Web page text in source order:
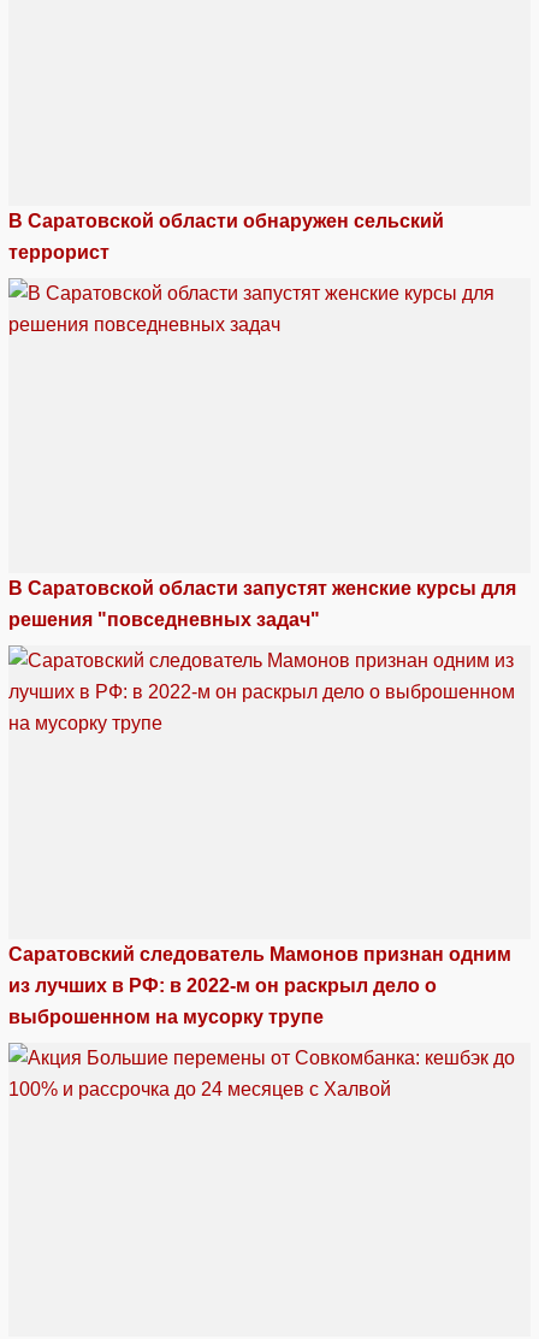
В Саратовской области обнаружен сельский
террорист
В Саратовской области запустят женские курсы для
решения "повседневных задач"
Саратовский следователь Мамонов признан одним
из лучших в РФ: в 2022-м он раскрыл дело о
выброшенном на мусорку трупе